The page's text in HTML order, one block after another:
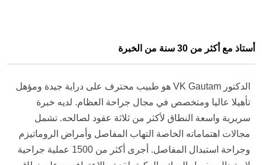
أستاذ مع أكثر من 30 سنة من الخبرة
الدكتور VK Gautam هو طبيب محترف على دراية جيدة ومؤهل
تأهيلا عاليا ومتخصص في مجال جراحة العظام. لديه خبرة
سريرية واسعة النطاق لأكثر من ثلاثة عقود لصالحه. تشمل
مجالات اهتماماته الخاصة التهاب المفاصل وأمراض الروماتيزم
وجراحة استبدال المفاصل. أجرى أكثر من 1500 عملية جراحية